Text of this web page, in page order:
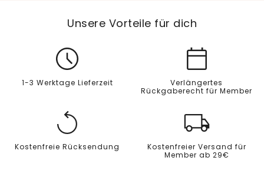
Unsere Vorteile für dich
1-3 Werktage Lieferzeit
Verlängertes
Rückgaberecht für Member
Kostenfreie Rücksendung
Kostenfreier Versand für
Member ab 29€